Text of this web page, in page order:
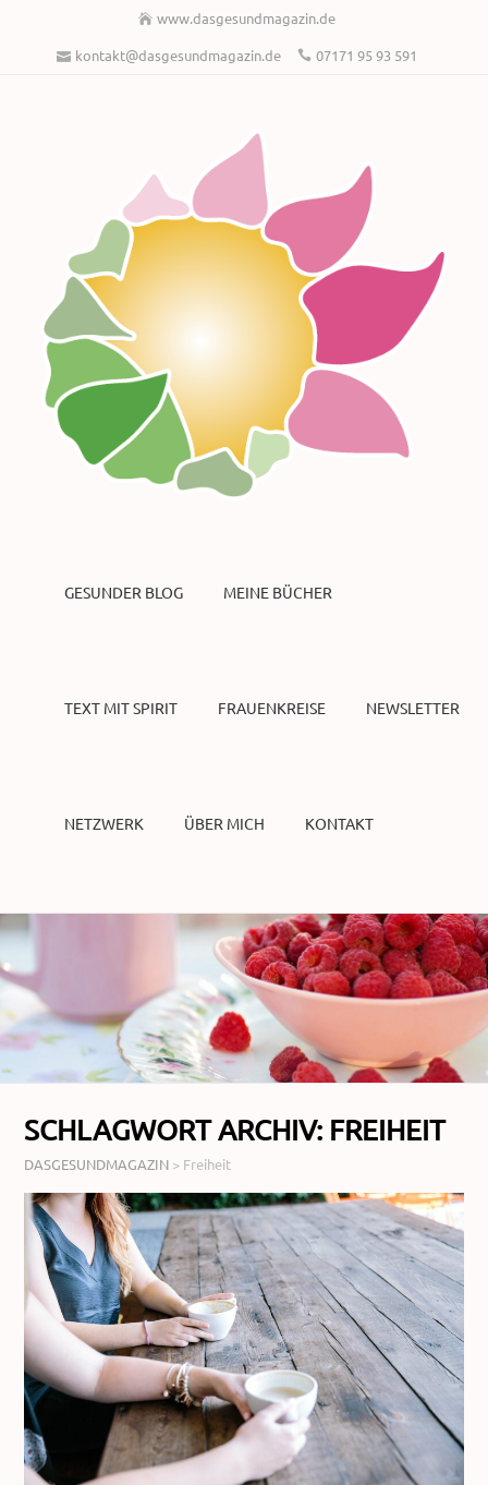
www.dasgesundmagazin.de
kontakt@dasgesundmagazin.de
07171 95 93 591
GESUNDER BLOG MEINE BÜCHER
TEXT MIT SPIRIT FRAUENKREISE NEWSLETTER
NETZWERK ÜBER MICH KONTAKT
SCHLAGWORT ARCHIV: FREIHEIT
DASGESUNDMAGAZIN > Freiheit